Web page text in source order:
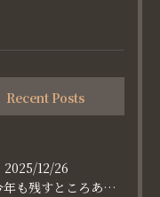
Recent Posts
2025/12/26
今年も残すところあと、6日。